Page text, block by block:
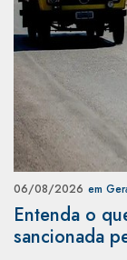
06/08/2026 em
Entenda o
sancionada